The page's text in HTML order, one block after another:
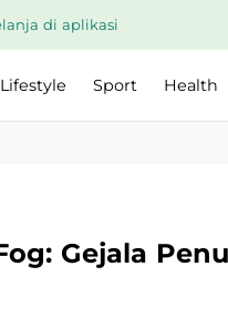
di aplikasi
Lifestyle Sport Health
Gejala